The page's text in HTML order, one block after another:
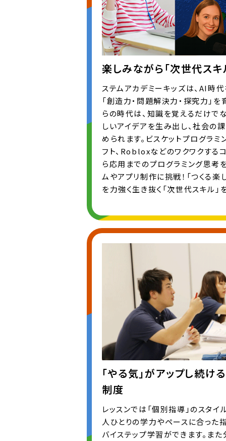
楽しみながら「次世代スキ
ステムアカデミーキッズは、AI時
「創造力・問題解決力・探究力」
らの時代は、知識を覚えるだけで
しいアイデアを生み出し、社会の
められます。ビスケットプログラ
フト、Robloxなどのワクワクする
ら応用までのプログラミング思考
ムやアプリ制作に挑戦！「つくる楽
を力強く生き抜く「次世代スキル」
「やる気」がアップし続
制度
レッスンでは「個別指導」のスタイ
人ひとりの学力やペースに合った
バイステップ学習ができます。ま